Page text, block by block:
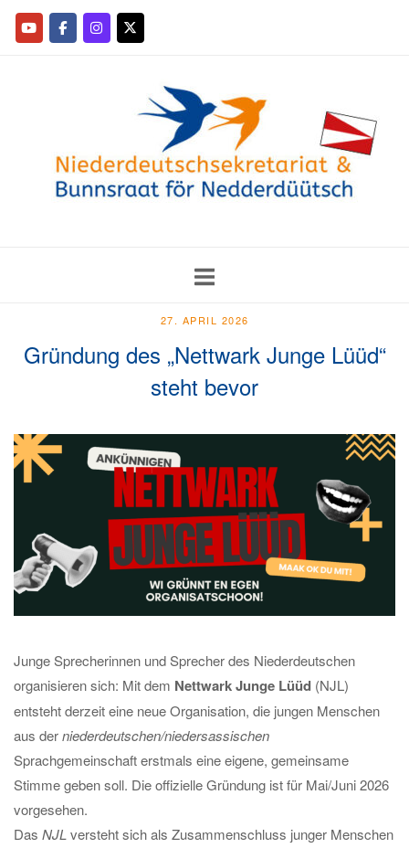
27. APRIL 2026
Gründung des „Nettwark Junge Lüüd“
steht bevor
Junge Sprecherinnen und Sprecher des Niederdeutschen
organisieren sich: Mit dem Nettwark Junge Lüüd (NJL)
entsteht derzeit eine neue Organisation, die jungen Menschen
aus derniederdeutschen/niedersassischen
Sprachgemeinschaft erstmals eine eigene, gemeinsame
Stimme geben soll. Die offizielle Gründung ist für Mai/Juni 2026
vorgesehen.
Das NJL versteht sich als Zusammenschluss junger Menschen